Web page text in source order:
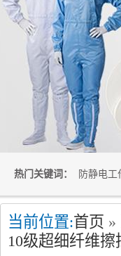
热门关键词： 防静电工
当前位置:首页 »
10级超细纤维擦